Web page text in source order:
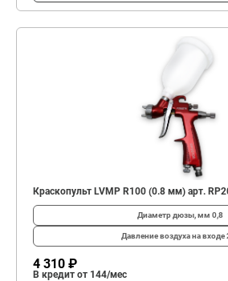
Краскопульт LVMP R100 (0.8 мм) арт.
Диаметр дюзы, мм 0,8
Давление воздуха на входе
4 310 ₽
В кредит от 144/мес